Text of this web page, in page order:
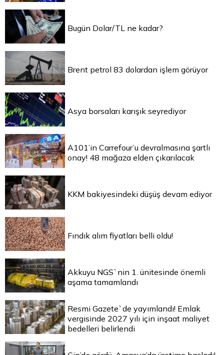
Bugün Dolar/TL ne kadar?
Brent petrol 83 dolardan işlem görüyor
Asya borsaları karışık seyrediyor
A101’in Carrefour’u devralmasına şartlı
onay! 48 mağaza elden çıkarılacak
KKM bakiyesindeki düşüş devam ediyor
Fındık alım fiyatları belli oldu!
Akkuyu NGS`nin 1. ünitesinde önemli
aşama tamamlandı
Resmi Gazete`de yayımlandı! Emlak
vergisinde 2027 yılı için inşaat maliyet
bedelleri belirlendi